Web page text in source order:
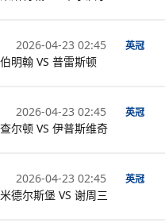
2026-04-23 02:45 英冠
伯明翰 VS 普雷斯顿
2026-04-23 02:45 英冠
查尔顿 VS 伊普斯维奇
2026-04-23 02:45 英冠
米德尔斯堡 VS 谢周三